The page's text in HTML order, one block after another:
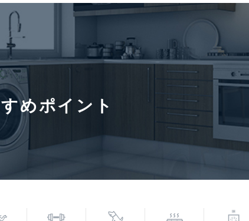
積み増しになります。■再契約要相談■保証会社必須。【
料:毎月月額賃料等の1%(※保証委託最低金額 初回5万円
料等の50%、継続保証料:毎年1万円。※契約型は保証会社
年8月7日
めポイント